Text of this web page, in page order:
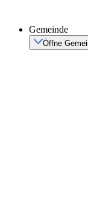
Gemeinde
Öffne